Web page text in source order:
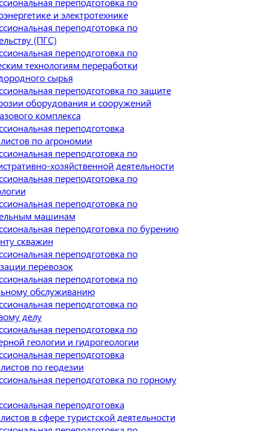
и электротехнике
переподготовка по
(ПГС)
переподготовка по
технологиям переработки
сырья
переподготовка по защите
оборудования и сооружений
комплекса
переподготовка
по агрономии
переподготовка по
хозяйственной деятельности
переподготовка по
переподготовка по
машинам
переподготовка по бурению
скважин
переподготовка по
перевозок
переподготовка по
обслуживанию
переподготовка по
делу
переподготовка по
геологии и гидрогеологии
переподготовка
по геодезии
переподготовка по горному
переподготовка
в сфере туристской деятельности